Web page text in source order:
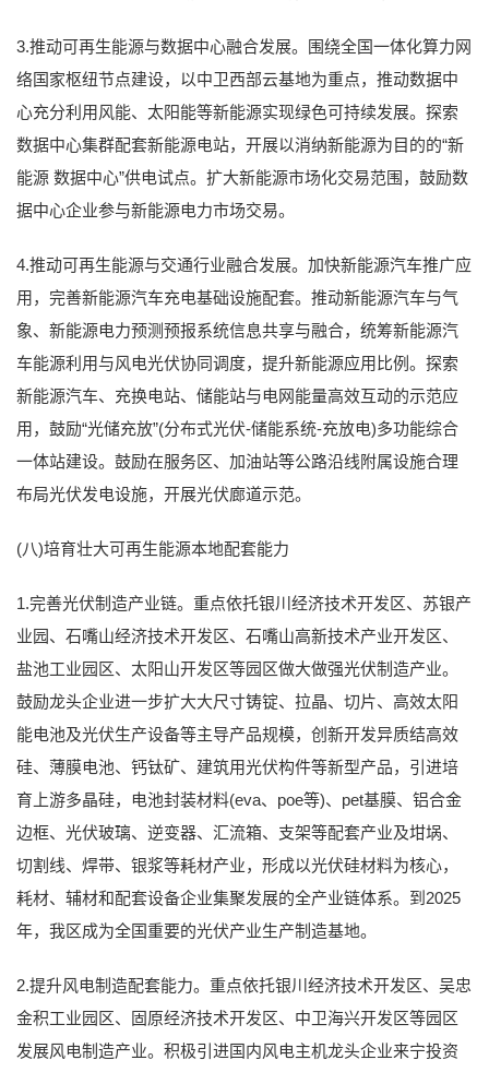
3.推动可再生能源与数据中心融合发展。围绕全国一体化算力网
络国家枢纽节点建设，以中卫西部云基地为重点，推动数据中
心充分利用风能、太阳能等新能源实现绿色可持续发展。探索
数据中心集群配套新能源电站，开展以消纳新能源为目的的“新
能源 数据中心”供电试点。扩大新能源市场化交易范围，鼓励数
据中心企业参与新能源电力市场交易。
4.推动可再生能源与交通行业融合发展。加快新能源汽车推广应
用，完善新能源汽车充电基础设施配套。推动新能源汽车与气
象、新能源电力预测预报系统信息共享与融合，统筹新能源汽
车能源利用与风电光伏协同调度，提升新能源应用比例。探索
新能源汽车、充换电站、储能站与电网能量高效互动的示范应
用，鼓励“光储充放”(分布式光伏-储能系统-充放电)多功能综合
一体站建设。鼓励在服务区、加油站等公路沿线附属设施合理
布局光伏发电设施，开展光伏廊道示范。
(八)培育壮大可再生能源本地配套能力
1.完善光伏制造产业链。重点依托银川经济技术开发区、苏银产
业园、石嘴山经济技术开发区、石嘴山高新技术产业开发区、
盐池工业园区、太阳山开发区等园区做大做强光伏制造产业。
鼓励龙头企业进一步扩大大尺寸铸锭、拉晶、切片、高效太阳
能电池及光伏生产设备等主导产品规模，创新开发异质结高效
硅、薄膜电池、钙钛矿、建筑用光伏构件等新型产品，引进培
育上游多晶硅，电池封装材料(eva、poe等)、pet基膜、铝合金
边框、光伏玻璃、逆变器、汇流箱、支架等配套产业及坩埚、
切割线、焊带、银浆等耗材产业，形成以光伏硅材料为核心，
耗材、辅材和配套设备企业集聚发展的全产业链体系。到2025
年，我区成为全国重要的光伏产业生产制造基地。
2.提升风电制造配套能力。重点依托银川经济技术开发区、吴忠
金积工业园区、固原经济技术开发区、中卫海兴开发区等园区
发展风电制造产业。积极引进国内风电主机龙头企业来宁投资